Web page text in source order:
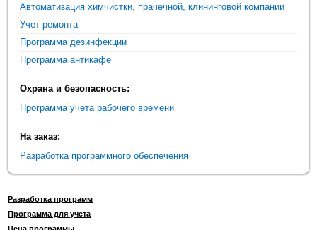
Автоматизация химчистки, прачечной, клининговой компании
Учет ремонта
Программа дезинфекции
Программа антикафе
Охрана и безопасность:
Программа учета рабочего времени
На заказ:
Разработка программного обеспечения
Разработка программ
Программа для учета